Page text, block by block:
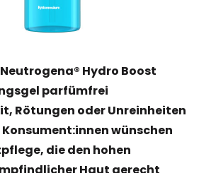
Neutrogena® Hydro Boost
parfümfrei
Rötungen oder Unreinheiten
wünschen
die den hohen
Haut gerecht